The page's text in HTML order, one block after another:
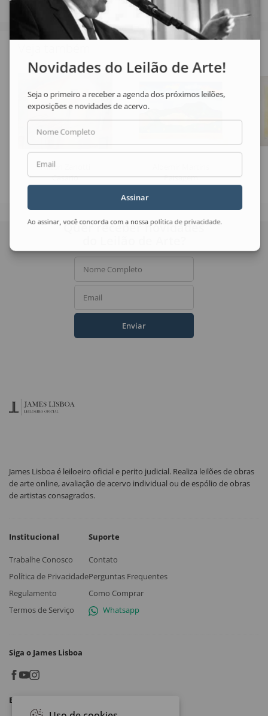
Nilton Zanotti
Casario
Paisagem
Novidades do Leilão de Arte!
Seja o primeiro a receber a agenda dos próximos leilões,
exposições e novidades de acervo.
Nome Completo
Email
Assinar
Ao assinar, você concorda com a nossa política de privacidade.
Quer receber novidades
Nome Completo
Email
Enviar
James Lisboa é leiloeiro oficial e perito judicial. Realiza leilões de obras
de arte online, avaliação de acervo individual ou de espólio de obras
de artistas consagrados.
Institucional
Trabalhe Conosco
Política de Privacidade
Regulamento
Termos de Serviço
Suporte
Contato
Perguntas Frequentes
Como Comprar
Whatsapp
Siga o James Lisboa
Baixe o App